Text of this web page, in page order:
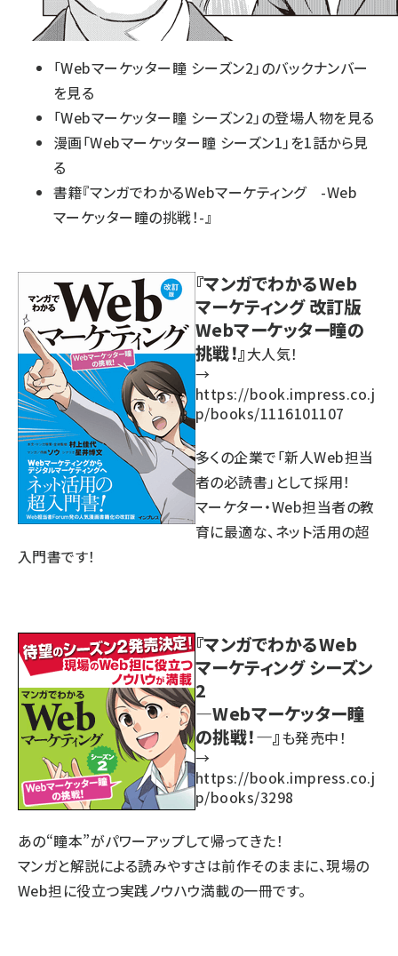
「Webマーケッター瞳 シーズン2」のバックナンバー
を見る
「Webマーケッター瞳 シーズン2」の登場人物を見る
漫画「Webマーケッター瞳 シーズン1」を1話から見
る
書籍『マンガでわかるWebマーケティング -Web
マーケッター瞳の挑戦！-』
『マンガでわかるWeb
マーケティング 改訂版
Webマーケッター瞳の
挑戦！』大人気！
→
https://book.impress.co.j
p/books/1116101107
多くの企業で「新人Web担当
者の必読書」として採用！
マーケター・Web担当者の教
育に最適な、ネット活用の超
入門書です！
『マンガでわかるWeb
マーケティング シーズン
2
―Webマーケッター瞳
の挑戦！―』も発売中！
→
https://book.impress.co.j
p/books/3298
あの“瞳本”がパワーアップして帰ってきた！
マンガと解説による読みやすさは前作そのままに、現場の
Web担に役立つ実践ノウハウ満載の一冊です。